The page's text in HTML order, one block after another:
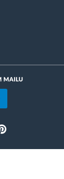
MAILU